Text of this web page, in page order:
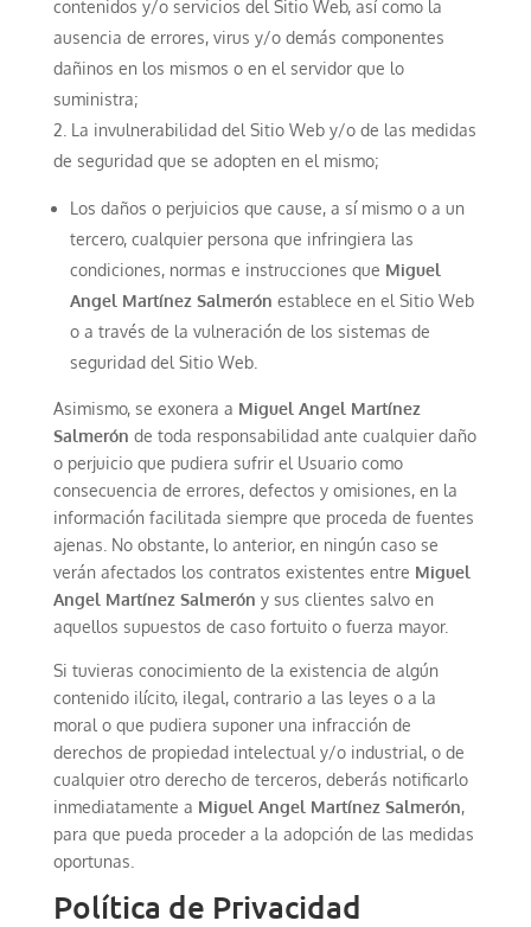
contenidos y/o servicios del Sitio Web, así como la
ausencia de errores, virus y/o demás componentes
dañinos en los mismos o en el servidor que lo
suministra;
La invulnerabilidad del Sitio Web y/o de las medidas
de seguridad que se adopten en el mismo;
Los daños o perjuicios que cause, a sí mismo o a un
tercero, cualquier persona que infringiera las
condiciones, normas e instrucciones que Miguel
Angel Martínez Salmerón establece en el Sitio Web
o a través de la vulneración de los sistemas de
seguridad del Sitio Web.
Asimismo, se exonera a Miguel Angel Martínez
Salmerón de toda responsabilidad ante cualquier daño
o perjuicio que pudiera sufrir el Usuario como
consecuencia de errores, defectos y omisiones, en la
información facilitada siempre que proceda de fuentes
ajenas. No obstante, lo anterior, en ningún caso se
verán afectados los contratos existentes entre Miguel
Angel Martínez Salmerón y sus clientes salvo en
aquellos supuestos de caso fortuito o fuerza mayor.
Si tuvieras conocimiento de la existencia de algún
contenido ilícito, ilegal, contrario a las leyes o a la
moral o que pudiera suponer una infracción de
derechos de propiedad intelectual y/o industrial, o de
cualquier otro derecho de terceros, deberás notificarlo
inmediatamente a Miguel Angel Martínez Salmerón,
para que pueda proceder a la adopción de las medidas
oportunas.
Política de Privacidad